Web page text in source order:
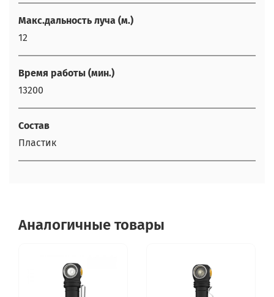
Макс.дальность луча (м.)
12
Время работы (мин.)
13200
Состав
Пластик
Аналогичные товары